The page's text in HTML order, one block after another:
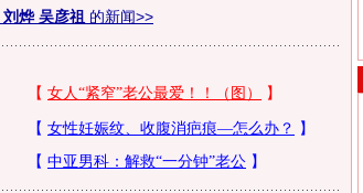
刘烨 吴彦祖 的新闻>>